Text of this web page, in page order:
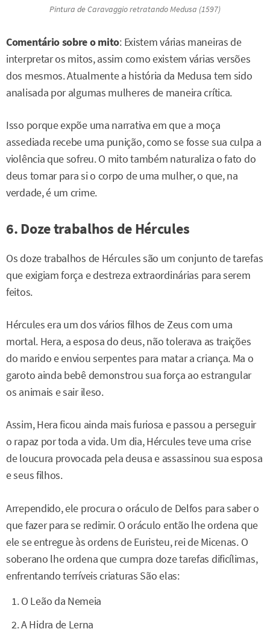
Pintura de Caravaggio retratando Medusa (1597)
Comentário sobre o mito: Existem várias maneiras de
interpretar os mitos, assim como existem várias versões
dos mesmos. Atualmente a história da Medusa tem sido
analisada por algumas mulheres de maneira crítica.
Isso porque expõe uma narrativa em que a moça
assediada recebe uma punição, como se fosse sua culpa a
violência que sofreu. O mito também naturaliza o fato do
deus tomar para si o corpo de uma mulher, o que, na
verdade, é um crime.
6. Doze trabalhos de Hércules
Os doze trabalhos de Hércules são um conjunto de tarefas
que exigiam força e destreza extraordinárias para serem
feitos.
Hércules era um dos vários filhos de Zeus com uma
mortal. Hera, a esposa do deus, não tolerava as traições
do marido e enviou serpentes para matar a criança. Ma o
garoto ainda bebê demonstrou sua força ao estrangular
os animais e sair ileso.
Assim, Hera ficou ainda mais furiosa e passou a perseguir
o rapaz por toda a vida. Um dia, Hércules teve uma crise
de loucura provocada pela deusa e assassinou sua esposa
e seus filhos.
Arrependido, ele procura o oráculo de Delfos para saber o
que fazer para se redimir. O oráculo então lhe ordena que
ele se entregue às ordens de Euristeu, rei de Micenas. O
soberano lhe ordena que cumpra doze tarefas dificílimas,
enfrentando terríveis criaturas São elas:
O Leão da Nemeia
A Hidra de Lerna